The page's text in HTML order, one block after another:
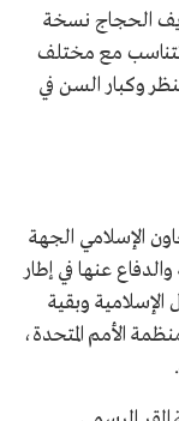
الحجاج نسخة
تتناسب مع مختلف
وكبار السن في
الإسلامي الجهة
عنها في إطار
وبقية
الأمم المتحدة،